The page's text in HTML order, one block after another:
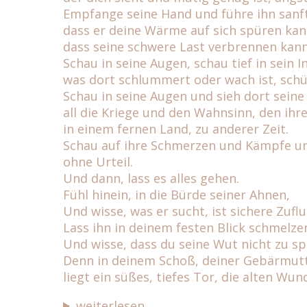
Empfange seine Hand und führe ihn
dass er deine Wärme auf sich spüren
dass seine schwere Last verbrennen
Schau in seine Augen, schau tief in sein
was dort schlummert oder wach ist,
Schau in seine Augen und sieh dort
all die Kriege und den Wahnsinn, den
in einem fernen Land, zu anderer Zeit.
Schau auf ihre Schmerzen und Kämpfe
ohne Urteil.
Und dann, lass es alles gehen.
Fühl hinein, in die Bürde seiner Ahnen,
Und wisse, was er sucht, ist sichere
Lass ihn in deinem festen Blick
Und wisse, dass du seine Wut nicht zu
Denn in deinem Schoß, deiner
liegt ein süßes, tiefes Tor, die alten